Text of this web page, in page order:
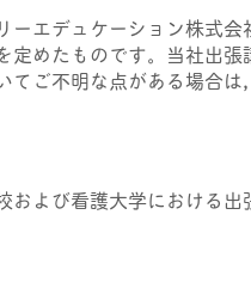
ーエデュケーション株式
定めたものです。当社出
てご不明な点がある場合
および看護大学における